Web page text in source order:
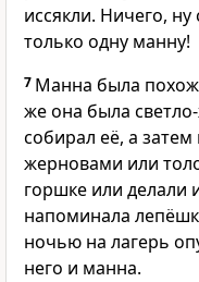
иссякли. Ничего,
только одну манну!
7 Манна была
же она была
собирал её, а
жерновами или
горшке или делали
напоминала
ночью на лагерь
него и манна.